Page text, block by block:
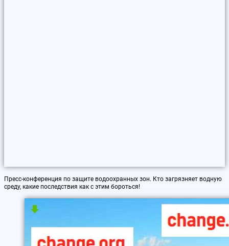
Пресс-конференция по защите водоохранных зон. Кто загрязняет водную
среду, какие последствия как с этим бороться!